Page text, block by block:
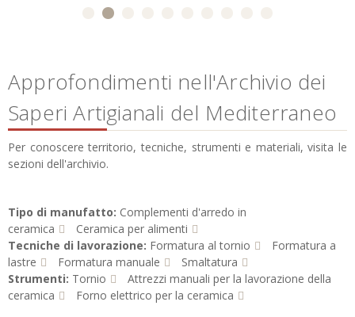
Approfondimenti nell'Archivio dei
Saperi Artigianali del Mediterraneo
Per conoscere territorio, tecniche, strumenti e materiali, visita le
sezioni dell'archivio.
Tipo di manufatto: Complementi d'arredo in
ceramica
Ceramica per alimenti
Tecniche di lavorazione: Formatura al tornio
Formatura a
lastre
Formatura manuale
Smaltatura
Strumenti: Tornio
Attrezzi manuali per la lavorazione della
ceramica
Forno elettrico per la ceramica